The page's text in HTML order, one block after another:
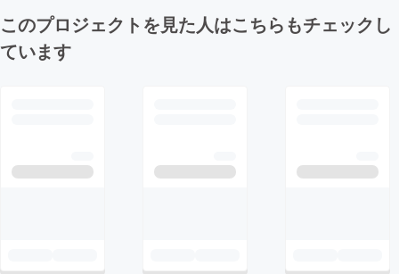
このプロジェクトを見た人はこちらもチェックし
ています